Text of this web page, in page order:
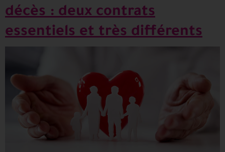
décès : deux contrats
essentiels et très différents